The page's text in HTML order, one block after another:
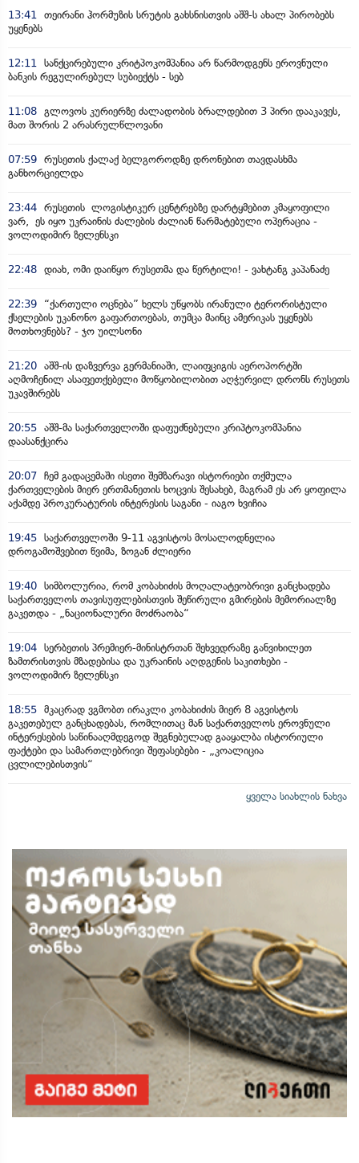
13:41 თეირანი ჰორმუზის სრუტის გახსნისთვის აშშ-ს ახალ პირობებს
უყენებს
12:11 სანქცირებული კრიტპოკომპანია არ წარმოდგენს ეროვნული
ბანკის რეგულირებულ სუბიექტს - სებ
11:08 გლოვოს კურიერზე ძალადობის ბრალდებით 3 პირი დააკავეს,
მათ შორის 2 არასრულწლოვანი
07:59 რუსეთის ქალაქ ბელგოროდზე დრონებით თავდასხმა
განხორციელდა
23:44 რუსეთის ლოგისტიკურ ცენტრებზე დარტყმებით კმაყოფილი
ვარ, ეს იყო უკრაინის ძალების ძალიან წარმატებული ოპერაცია -
ვოლოდიმირ ზელენსკი
22:48 დიახ, ომი დაიწყო რუსეთმა და წერტილი! - ვახტანგ კაპანაძე
22:39
“ქართული ოცნება” ხელს უწყობს ირანული ტერორისტული
ქსელების უკანონო გაფართოებას, თუმცა მაინც ამერიკას უყენებს
მოთხოვნებს? - ჯო უილსონი
21:20 აშშ-ის დაზვერვა გერმანიაში, ლაიფციგის აეროპორტში
აღმოჩენილ ასაფეთქებელი მოწყობილობით აღჭურვილ დრონს რუსეთს
უკავშირებს
20:55 აშშ-მა საქართველოში დაფუძნებული კრიპტოკომპანია
დაასანქცირა
20:07 ჩემ გადაცემაში ისეთი შემზარავი ისტორიები თქმულა
ქართველების მიერ ერთმანეთის ხოცვის შესახებ, მაგრამ ეს არ ყოფილა
აქამდე პროკურატურის ინტერესის საგანი - იაგო ხვიჩია
19:45 საქართველოში 9-11 აგვისტოს მოსალოდნელია
დროგამოშვებით წვიმა, ზოგან ძლიერი
19:40 სიმბოლურია, რომ კობახიძის მოღალატეობრივი განცხადება
საქართველოს თავისუფლებისთვის შეწირული გმირების მემორიალზე
გაკეთდა - „ნაციონალური მოძრაობა“
19:04 სერბეთის პრემიერ-მინისტრთან შეხვედრაზე განვიხილეთ
ზამთრისთვის მზადებისა და უკრაინის აღდგენის საკითხები -
ვოლოდიმირ ზელენსკი
18:55 მკაცრად ვგმობთ ირაკლი კობახიძის მიერ 8 აგვისტოს
გაკეთებულ განცხადებას, რომლითაც მან საქართველოს ეროვნული
ინტერესების საწინააღმდეგოდ შეგნებულად გააყალბა ისტორიული
ფაქტები და სამართლებრივი შეფასებები - „კოალიცია
ცვლილებისთვის“
ყველა სიახლის ნახვა